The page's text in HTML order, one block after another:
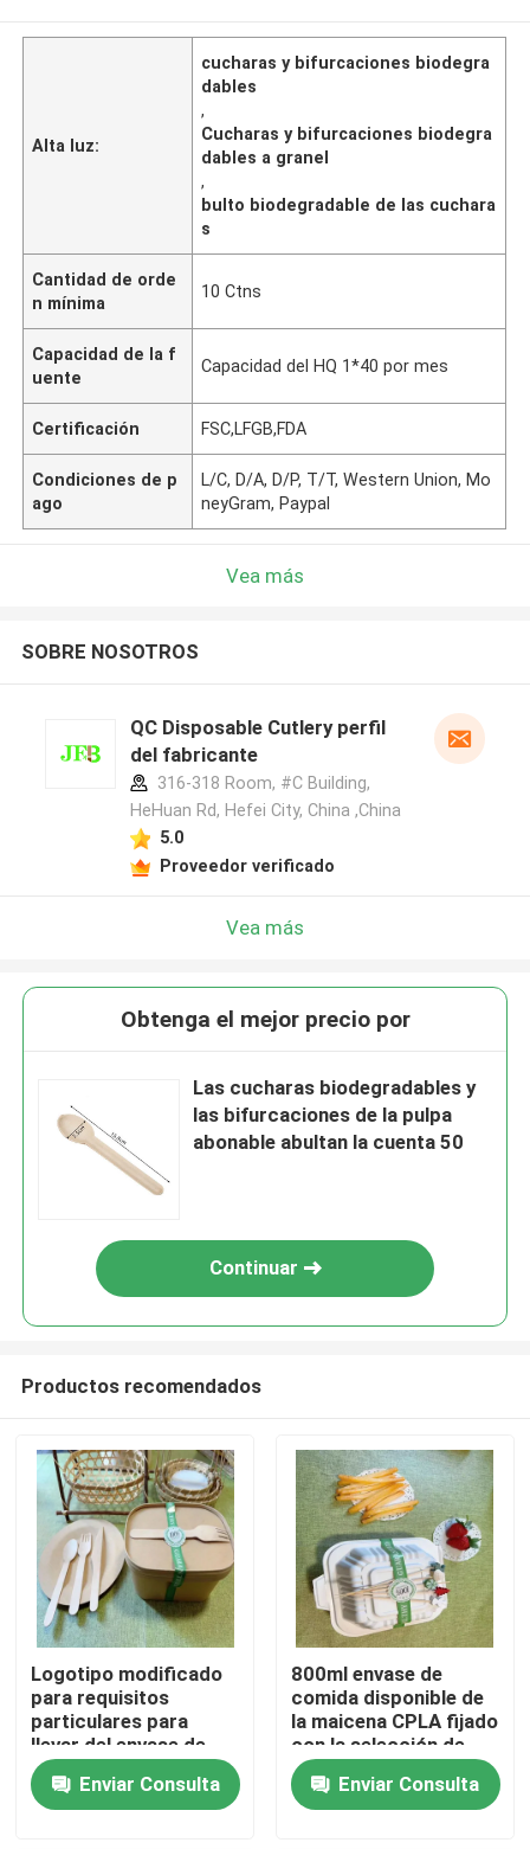
Inicio
Sobre nosotros
Alta luz:
cucharas y bifurcaciones biodegra
dables
,
Cucharas y bifurcaciones biodegra
dables a granel
,
bulto biodegradable de las cuchara
s
Cantidad de orde
n mínima
10 Ctns
Capacidad de la f
uente
Capacidad del HQ 1*40 por mes
Certificación FSC,LFGB,FDA
Condiciones de p
ago
L/C, D/A, D/P, T/T, Western Union, Mo
neyGram, Paypal
Vea más
SOBRE NOSOTROS
QC Disposable Cutlery perfil
del fabricante
316-318 Room, #C Building,
HeHuan Rd, Hefei City, China ,China
5.0
Proveedor verificado
Vea más
Obtenga el mejor precio por
Las cucharas biodegradables y
las bifurcaciones de la pulpa
abonable abultan la cuenta 50
Continuar
Productos recomendados
Logotipo modificado
para requisitos
particulares para
llevar del envase de
comida de la caja de
papel de Kraft de la
caja del rectángulo
Enviar Consulta
800ml envase de
comida disponible de
la maicena CPLA fijado
con la selección de
bambú modificada
para requisitos
particulares en tienda
Enviar Consulta